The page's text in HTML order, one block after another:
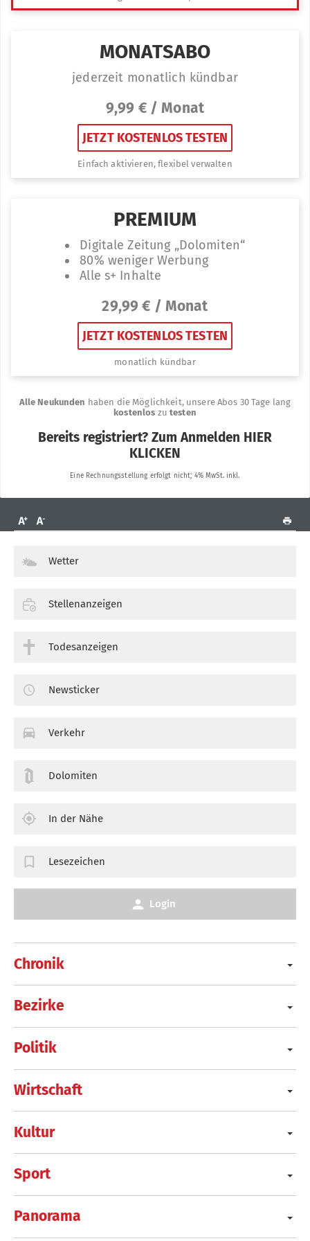
Chronik
Bezirke
Politik
Wirtschaft
Kultur
Sport
Panorama
Wetter
Stellenanzeigen
Todesanzeigen
Newsticker
Verkehr
Dolomiten
In der Nähe
Lesezeichen
Login